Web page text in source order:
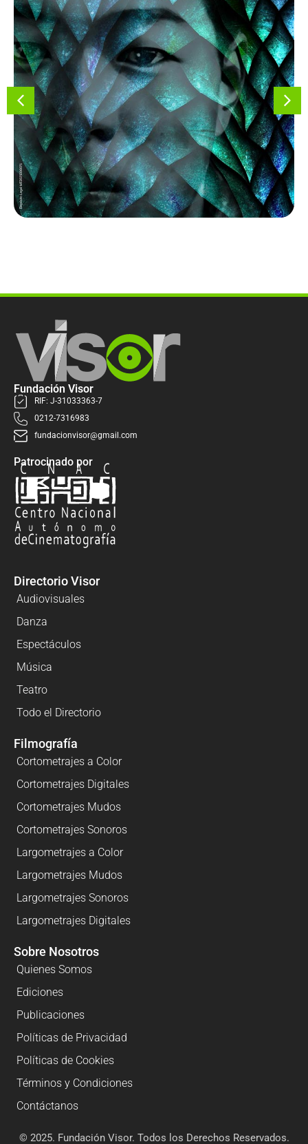
Fundación Visor
RIF: J-31033363-7
0212-7316983
fundacionvisor@gmail.com
Patrocinado por
Directorio Visor
Audiovisuales
Danza
Espectáculos
Música
Teatro
Todo el Directorio
Filmografía
Cortometrajes a Color
Cortometrajes Digitales
Cortometrajes Mudos
Cortometrajes Sonoros
Largometrajes a Color
Largometrajes Mudos
Largometrajes Sonoros
Largometrajes Digitales
Sobre Nosotros
Quienes Somos
Ediciones
Publicaciones
Políticas de Privacidad
Políticas de Cookies
Términos y Condiciones
Contáctanos
© 2025. Fundación Visor. Todos los Derechos Reservados.